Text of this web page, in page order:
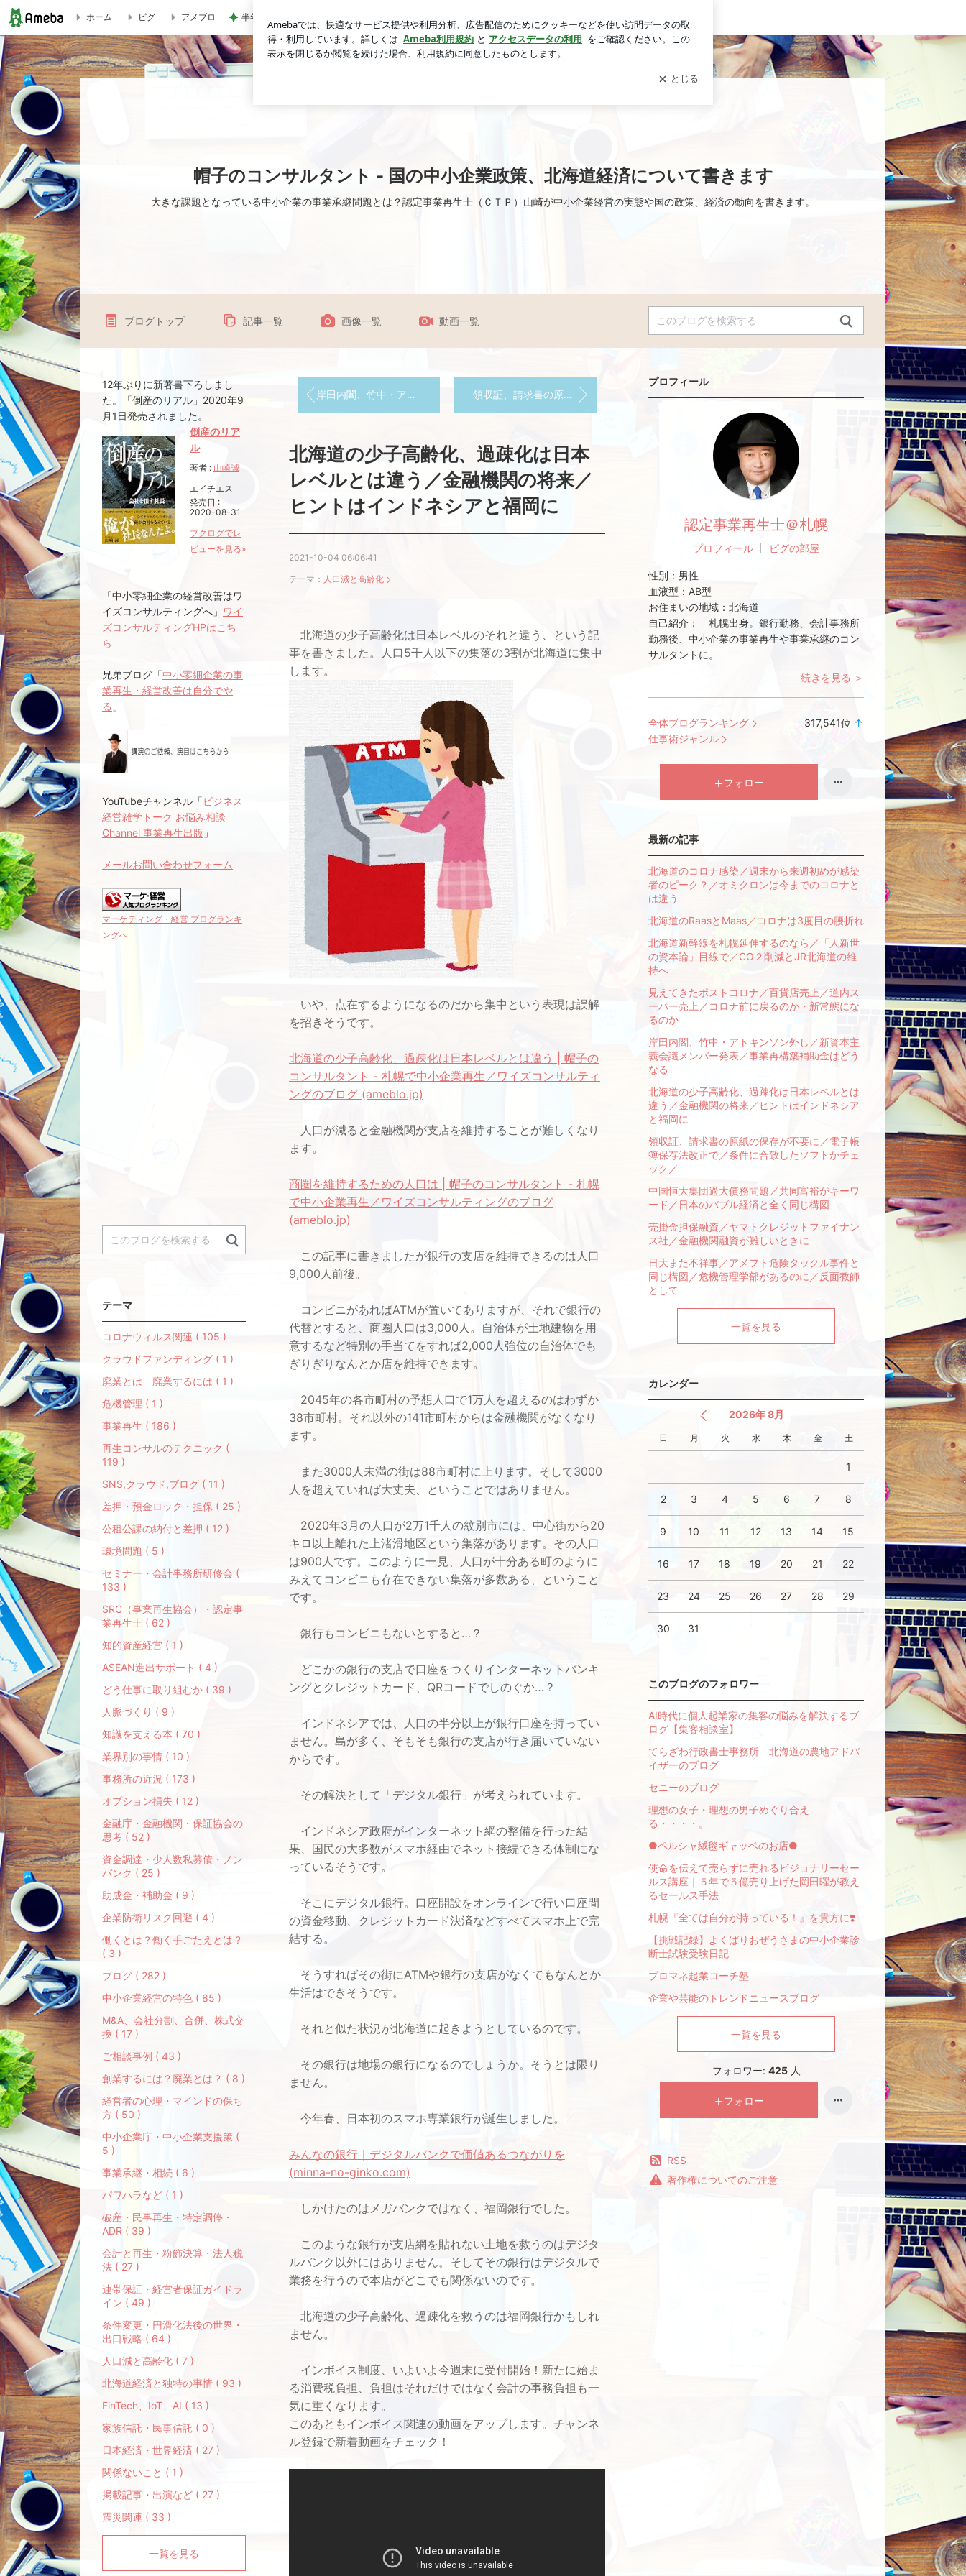
北海道の少子高齢化、過疎化は日本レベルとは違う／金融機関の将来／ヒントはインドネシアと福岡に | 帽子のコンサルタント - 国の中小企業政策、北海道経済について書きます
ホーム ピグ アメブロ 半年ぶりに再会した友人とのランチ ログイン
帽子のコンサルタント - 国の中小企業政策、北海道経済について書きます
大きな課題となっている中小企業の事業承継問題とは？認定事業再生士（ＣＴＰ）山崎が中小企業経営の実態や国の政策、経済の動向を書きます。
ブログトップ 記事一覧 画像一覧 動画一覧
岸田内閣、竹中・アトキンソン外し／新資本主義会議メンバー発表／事業再構築補助金はどうなる 領収証、請求書の原紙の保存が不要に／電子帳簿保存法改正で／条件に合致したソフトかチェック／
北海道の少子高齢化、過疎化は日本
レベルとは違う／金融機関の将来／
ヒントはインドネシアと福岡に
2021-10-04 06:06:41
テーマ： 人口減と高齢化
北海道の少子高齢化は日本レベルのそれと違う、という記
事を書きました。人口5千人以下の集落の3割が北海道に集中
します。
いや、点在するようになるのだから集中という表現は誤解
を招きそうです。
北海道の少子高齢化、過疎化は日本レベルとは違う | 帽子の
コンサルタント - 札幌で中小企業再生／ワイズコンサルティ
ングのブログ (ameblo.jp)
人口が減ると金融機関が支店を維持することが難しくなり
ます。
商圏を維持するための人口は | 帽子のコンサルタント - 札幌
で中小企業再生／ワイズコンサルティングのブログ
(ameblo.jp)
この記事に書きましたが銀行の支店を維持できるのは人口
9,000人前後。
コンビニがあればATMが置いてありますが、それで銀行の
代替とすると、商圏人口は3,000人。自治体が土地建物を用
意するなど特別の手当てをすれば2,000人強位の自治体でも
ぎりぎりなんとか店を維持できます。
2045年の各市町村の予想人口で1万人を超えるのはわずか
38市町村。それ以外の141市町村からは金融機関がなくなり
ます。
また3000人未満の街は88市町村に上ります。そして3000
人を超えていれば大丈夫、ということではありません。
2020年3月の人口が2万1千人の紋別市には、中心街から20
キロ以上離れた上渚滑地区という集落があります。その人口
は900人です。このように一見、人口が十分ある町のように
みえてコンビニも存在できない集落が多数ある、ということ
です。
銀行もコンビニもないとすると…？
どこかの銀行の支店で口座をつくりインターネットバンキ
ングとクレジットカード、QRコードでしのぐか…？
インドネシアでは、人口の半分以上が銀行口座を持ってい
ません。島が多く、そもそも銀行の支店が行き届いていない
からです。
その解決として「デジタル銀行」が考えられています。
インドネシア政府がインターネット網の整備を行った結
果、国民の大多数がスマホ経由でネット接続できる体制にな
っているそうです。
そこにデジタル銀行。口座開設をオンラインで行い口座間
の資金移動、クレジットカード決済などすべてスマホ上で完
結する。
そうすればその街にATMや銀行の支店がなくてもなんとか
生活はできそうです。
それと似た状況が北海道に起きようとしているのです。
その銀行は地場の銀行になるのでしょうか。そうとは限り
ません。
今年春、日本初のスマホ専業銀行が誕生しました。
みんなの銀行｜デジタルバンクで価値あるつながりを
(minna-no-ginko.com)
しかけたのはメガバンクではなく、福岡銀行でした。
このような銀行が支店網を貼れない土地を救うのはデジタ
ルバンク以外にはありません。そしてその銀行はデジタルで
業務を行うので本店がどこでも関係ないのです。
北海道の少子高齢化、過疎化を救うのは福岡銀行かもしれ
ません。
インボイス制度、いよいよ今週末に受付開始！新たに始ま
る消費税負担、負担はそれだけではなく会計の事務負担も一
気に重くなります。
このあともインボイス関連の動画をアップします。チャンネ
ル登録で新着動画をチェック！
プロフィール
認定事業再生士＠札幌
プロフィール ピグの部屋
性別： 男性
血液型： AB型
お住まいの地域： 北海道
自己紹介：
札幌出身。銀行勤務、会計事務所
勤務後、中小企業の事業再生や事業承継のコン
サルタントに。
続きを見る ＞
全体ブログランキング 317,541位 ↑
仕事術ジャンル
フォロー
最新の記事
北海道のコロナ感染／週末から来週初めが感染
者のピーク？／オミクロンは今までのコロナと
は違う
北海道のRaasとMaas／コロナは3度目の腰折れ
北海道新幹線を札幌延伸するのなら／「人新世
の資本論」目線で／CO２削減とJR北海道の維
持へ
見えてきたポストコロナ／百貨店売上／道内ス
ーパー売上／コロナ前に戻るのか・新常態にな
るのか
岸田内閣、竹中・アトキンソン外し／新資本主
義会議メンバー発表／事業再構築補助金はどう
なる
北海道の少子高齢化、過疎化は日本レベルとは
違う／金融機関の将来／ヒントはインドネシア
と福岡に
領収証、請求書の原紙の保存が不要に／電子帳
簿保存法改正で／条件に合致したソフトかチェ
ック／
中国恒大集団過大債務問題／共同富裕がキーワ
ード／日本のバブル経済と全く同じ構図
売掛金担保融資／ヤマトクレジットファイナン
ス社／金融機関融資が難しいときに
日大また不祥事／アメフト危険タックル事件と
同じ構図／危機管理学部があるのに／反面教師
として
一覧を見る
カレンダー
2026年 8月
日 月 火 水 木 金 土
1
2 3 4 5 6 7 8
9 10 11 12 13 14 15
16 17 18 19 20 21 22
23 24 25 26 27 28 29
30 31
このブログのフォロワー
AI時代に個人起業家の集客の悩みを解決するブ
ログ【集客相談室】
てらざわ行政書士事務所 北海道の農地アドバ
イザーのブログ
セニーのブログ
理想の女子・理想の男子めぐり合え
る・・・・。
●ペルシャ絨毯ギャッベのお店●
使命を伝えて売らずに売れるビジョナリーセー
ルス講座｜５年で５億売り上げた岡田曜が教え
るセールス手法
札幌『全ては自分が持っている！』を貴方に❣️
【挑戦記録】よくばりおぜうさまの中小企業診
断士試験受験日記
プロマネ起業コーチ塾
企業や芸能のトレンドニュースブログ
一覧を見る
フォロワー: 425 人
フォロー
RSS
著作権についてのご注意
12年ぶりに新著書下ろしまし
た。「倒産のリアル」2020年9
月1日発売されました。
倒産のリア
ル
著者 : 山崎誠
エイチエス
発売日 :
2020-08-31
ブクログでレ
ビューを見る»
「中小零細企業の経営改善はワ
イズコンサルティングへ」 ワイ
ズコンサルティングHPはこち
ら
兄弟ブログ「中小零細企業の事
業再生・経営改善は自分でや
る 」
YouTubeチャンネル「ビジネス
経営雑学トーク お悩み相談
Channel 事業再生出版 」
メールお問い合わせフォーム
マーケティング・経営 ブログランキ
ングへ
テーマ
コロナウィルス関連 ( 105 )
クラウドファンディング ( 1 )
廃業とは 廃業するには ( 1 )
危機管理 ( 1 )
事業再生 ( 186 )
再生コンサルのテクニック (
119 )
SNS,クラウド,ブログ ( 11 )
差押・預金ロック・担保 ( 25 )
公租公課の納付と差押 ( 12 )
環境問題 ( 5 )
セミナー・会計事務所研修会 (
133 )
SRC（事業再生協会）・認定事
業再生士 ( 62 )
知的資産経営 ( 1 )
ASEAN進出サポート ( 4 )
どう仕事に取り組むか ( 39 )
人脈づくり ( 9 )
知識を支える本 ( 70 )
業界別の事情 ( 10 )
事務所の近況 ( 173 )
オプション損失 ( 12 )
金融庁・金融機関・保証協会の
思考 ( 52 )
資金調達・少人数私募債・ノン
バンク ( 25 )
助成金・補助金 ( 9 )
企業防衛リスク回避 ( 4 )
働くとは？働く手ごたえとは？
( 3 )
ブログ ( 282 )
中小企業経営の特色 ( 85 )
M&A、会社分割、合併、株式交
換 ( 17 )
ご相談事例 ( 43 )
創業するには？廃業とは？ ( 8 )
経営者の心理・マインドの保ち
方 ( 50 )
中小企業庁・中小企業支援策 (
5 )
事業承継・相続 ( 6 )
パワハラなど ( 1 )
破産・民事再生・特定調停・
ADR ( 39 )
会計と再生・粉飾決算・法人税
法 ( 27 )
連帯保証・経営者保証ガイドラ
イン ( 49 )
条件変更・円滑化法後の世界・
出口戦略 ( 64 )
人口減と高齢化 ( 7 )
北海道経済と独特の事情 ( 93 )
FinTech、IoT、AI ( 13 )
家族信託・民事信託 ( 0 )
日本経済・世界経済 ( 27 )
関係ないこと ( 1 )
掲載記事・出演など ( 27 )
震災関連 ( 33 )
一覧を見る